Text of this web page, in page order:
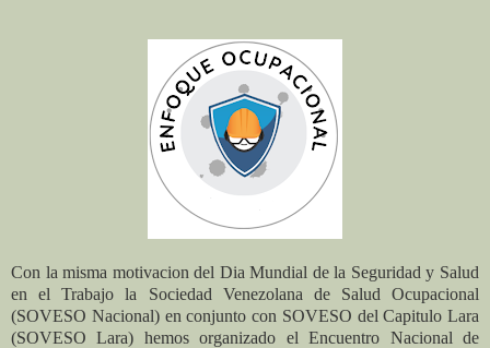
Con la misma motivacion del Dia Mundial de la Seguridad y Salud
en el Trabajo la Sociedad Venezolana de Salud Ocupacional
(SOVESO Nacional) en conjunto con SOVESO del Capitulo Lara
(SOVESO Lara) hemos organizado el Encuentro Nacional de